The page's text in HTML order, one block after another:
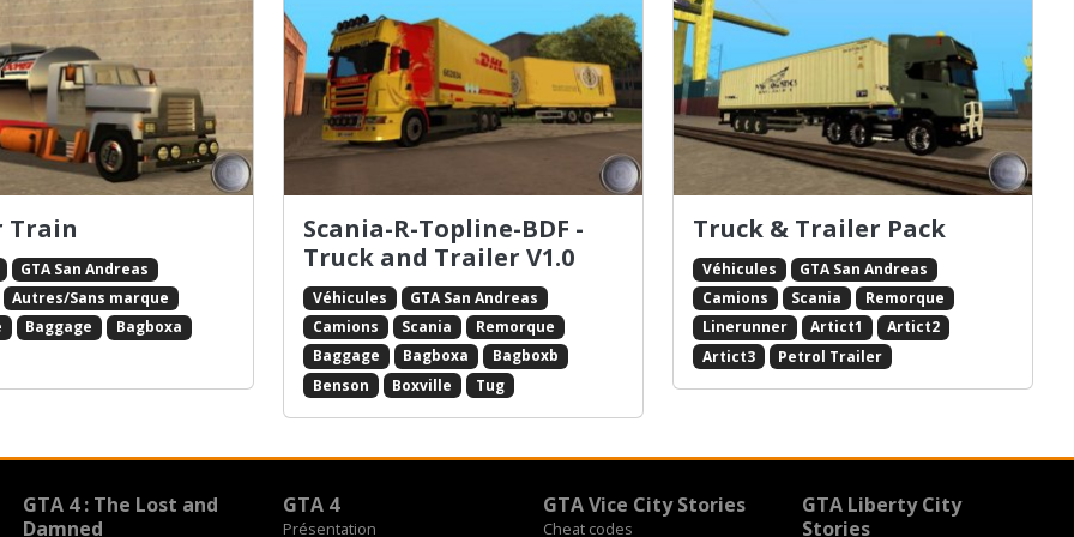
Train
GTA San Andreas
Autres/Sans marque
Baggage
Bagboxa
Scania-R-Topline-BDF -
Truck and Trailer V1.0
Véhicules
GTA San Andreas
Camions
Scania
Remorque
Baggage
Bagboxa
Bagboxb
Benson
Boxville Tug
Truck & Trailer Pack
Véhicules
GTA San Andreas
Camions
Scania
Remorque
Linerunner
Artict1
Artict2
Artict3
Petrol Trailer
GTA 4 : The Lost and
Damned
GTA 4
Présentation
GTA Vice City Stories
Cheat codes
GTA Liberty City
Stories